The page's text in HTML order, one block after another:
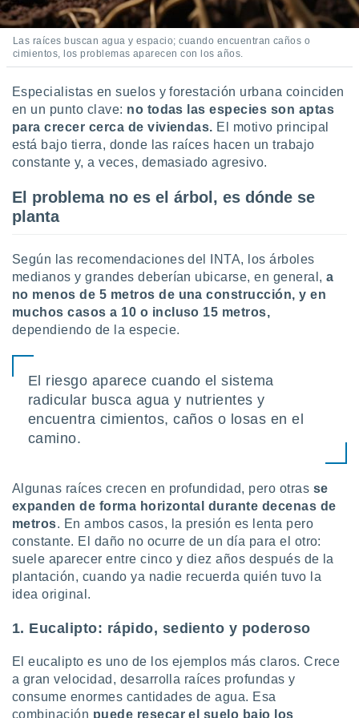
únicos
similares
como
sitio
IP
traten tus
en
interés
a lo que
Para
su
datos
momento
de
un
datos
perfiles
Las raíces buscan agua y espacio; cuando encuentran caños o
cimientos, los problemas aparecen con los años.
Especialistas en suelos y forestación urbana coinciden
en un punto clave: no todas las especies son aptas
para crecer cerca de viviendas. El motivo principal
está bajo tierra, donde las raíces hacen un trabajo
constante y, a veces, demasiado agresivo.
El problema no es el árbol, es dónde se
planta
Según las recomendaciones del INTA, los árboles
medianos y grandes deberían ubicarse, en general,a
no menos de 5 metros de una construcción, y en
muchos casos a 10 o incluso 15 metros,
dependiendo de la especie.
El riesgo aparece cuando el sistema
radicular busca agua y nutrientes y
encuentra cimientos, caños o losas en el
camino.
Algunas raíces crecen en profundidad, pero otras se
expanden de forma horizontal durante decenas de
metros. En ambos casos, la presión es lenta pero
constante. El daño no ocurre de un día para el otro:
suele aparecer entre cinco y diez años después de la
plantación, cuando ya nadie recuerda quién tuvo la
idea original.
1. Eucalipto: rápido, sediento y poderoso
El eucalipto es uno de los ejemplos más claros. Crece
a gran velocidad, desarrolla raíces profundas y
consume enormes cantidades de agua. Esa
combinación puede resecar el suelo bajo los